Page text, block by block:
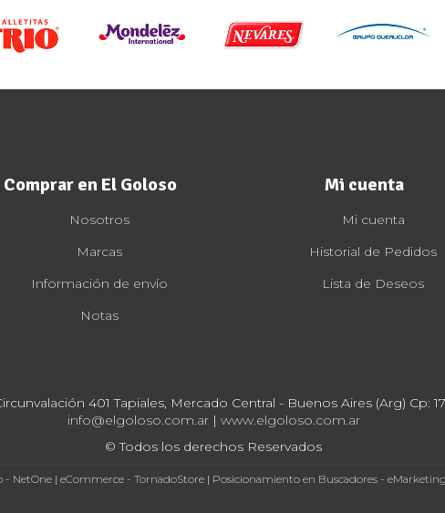
Comprar en El Goloso
Nosotros
Marcas
Información de envío
Notas
Mi cuenta
Mi cuenta
Historial de Pedidos
Lista de Deseos
401 Tapiales, Mercado Central - Buenos Aires (Arg) Cp:
info@elgoloso.com.ar| www.elgoloso.com.ar
© Todos los derechos Reservados
- NetOne| eCommerce - TornadoStore| Posicionamiento en Buscadores -